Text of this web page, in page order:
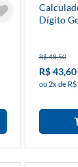
Dígito
R$ 48,50
R$ 43,60
ou 2x de